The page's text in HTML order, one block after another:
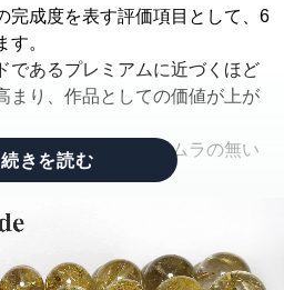
ーツブレスレットを仕入れた
はなく、手間ひまをかけた
います。
イプ(ルチルの入り方、ルチルの
ルの内包量)と、水晶の透明度を
めています。
トを組み直すことで、製品とし
す。
完成度を表す評価項目として、6
。
であるプレミアムに近づくほど
まり、作品としての価値が上が
める基準は、品質にムラの無い
したいと思います。
ルチルが内包されている鉱物で